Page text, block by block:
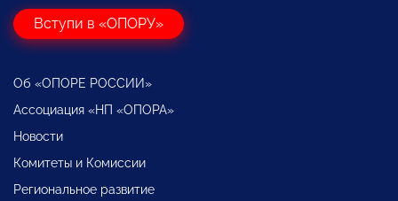
Вступи в «ОПОРУ»
Об «ОПОРЕ РОССИИ»
Ассоциация «НП «ОПОРА»
Новости
Комитеты и Комиссии
Региональное развитие